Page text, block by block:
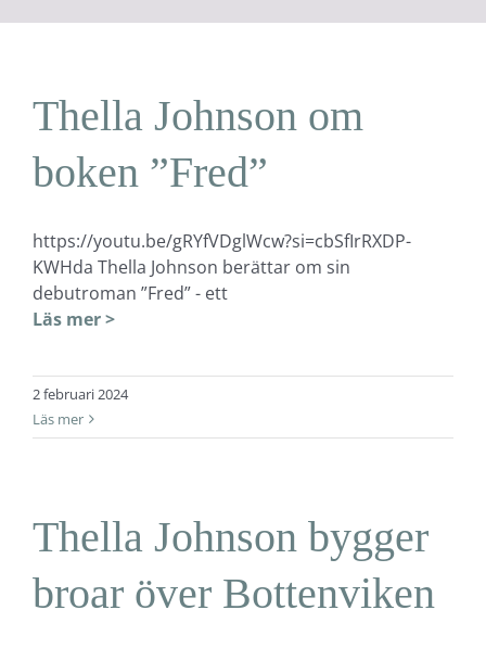
Thella Johnson om
boken ”Fred”
https://youtu.be/gRYfVDglWcw?si=cbSfIrRXDP-
KWHda Thella Johnson berättar om sin
debutroman ”Fred” - ett
Läs mer >
2 februari 2024
Läs mer
Thella Johnson bygger
broar över Bottenviken